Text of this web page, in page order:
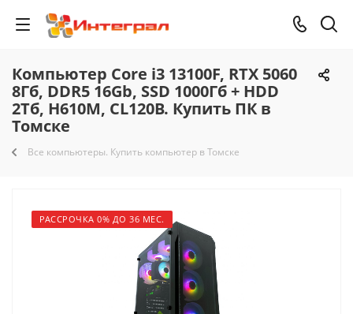
Компьютер Core i3 13100F, RTX 5060
8Гб, DDR5 16Gb, SSD 1000Гб + HDD
2Тб, H610M, CL120B. Купить ПК в
Томске
Все компьютеры. Купить компьютер в Томске
РАССРОЧКА 0% ДО 36 МЕС.